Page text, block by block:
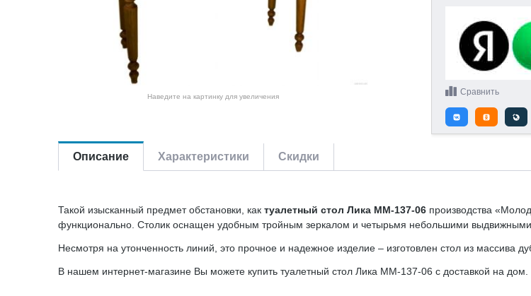
Наведите на картинку для увеличения Сравнить
Описание Характеристики Скидки
Такой изысканный предмет обстановки, как туалетный стол Лика ММ-137-06 производства
функционально. Столик оснащен удобным тройным зеркалом и четырьмя небольшими
Несмотря на утонченность линий, это прочное и надежное изделие – изготовлен стол из массива
В нашем интернет-магазине Вы можете купить туалетный стол Лика ММ-137-06 с доставкой на дом.